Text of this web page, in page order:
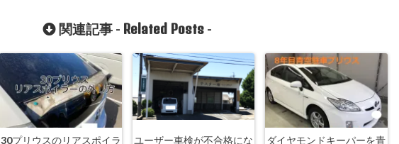
関連記事 - Related Posts-
30プリウスのリアスポイラ
ユーザー車検が不合格にな
ダイヤモンドキーパーを青